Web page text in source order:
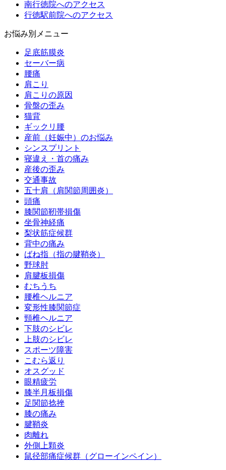
南行徳院へのアクセス
行徳駅前院へのアクセス
お悩み別メニュー
足底筋膜炎
セーバー病
腰痛
肩こり
肩こりの原因
骨盤の歪み
猫背
ギックリ腰
産前（妊娠中）のお悩み
シンスプリント
寝違え・首の痛み
産後の歪み
交通事故
五十肩（肩関節周囲炎）
頭痛
膝関節靭帯損傷
坐骨神経痛
梨状筋症候群
背中の痛み
ばね指（指の腱鞘炎）
野球肘
肩腱板損傷
むちうち
腰椎ヘルニア
変形性膝関節症
頸椎ヘルニア
下肢のシビレ
上肢のシビレ
スポーツ障害
こむら返り
オスグッド
眼精疲労
膝半月板損傷
足関節捻挫
膝の痛み
腱鞘炎
肉離れ
外側上顆炎
鼠径部痛症候群（グローインペイン）